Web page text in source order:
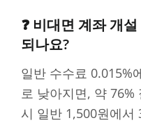
❓ 비대면 계좌 개
되나요?
일반 수수료 0.015%
로 낮아지면, 약
시 일반 1,500원에서